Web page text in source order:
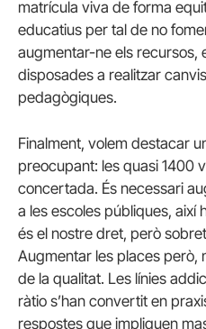
matrícula viva de forma
educatius per tal de no
augmentar-ne els recursos,
disposades a realitzar
pedagògiques.
Finalment, volem destacar
preocupant: les quasi 1400
concertada. És necessari
a les escoles públiques, així
és el nostre dret, però
Augmentar les places però,
de la qualitat. Les línies
ràtio s’han convertit en
respostes que impliquen